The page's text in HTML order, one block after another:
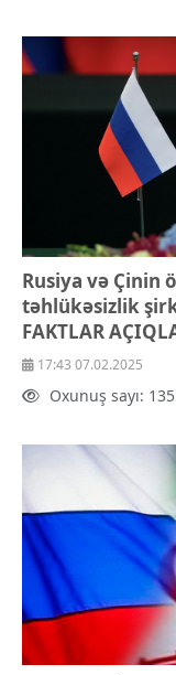
Mətbuat-150
Əlaqə
Rusiya və Çinin
təhlükəsizlik
FAKTLAR
17:43 07.02.2025
Oxunuş sayı: